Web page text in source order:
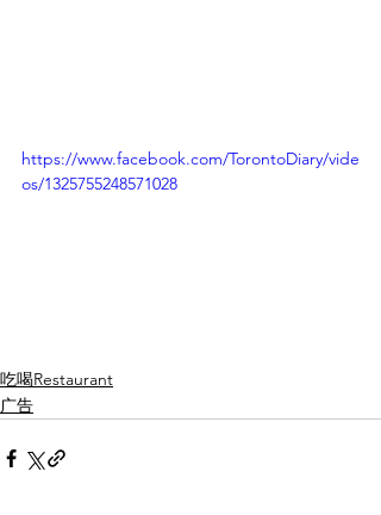
https://www.facebook.com/TorontoDiary/vide
os/1325755248571028
吃喝Restaurant
广告